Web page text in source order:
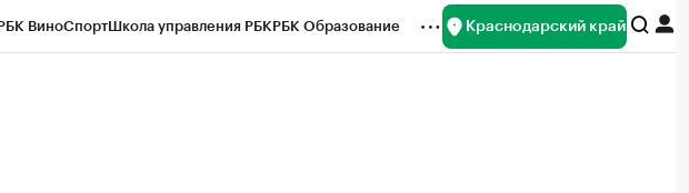
ВиноСпортШкола управления РБКРБК Образование Краснодарский край